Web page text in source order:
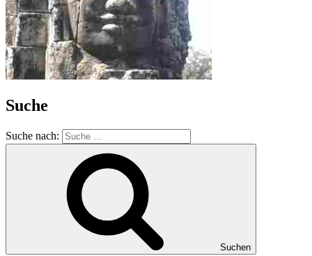
Suche
Suche nach:
Suchen